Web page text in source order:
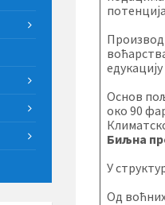
Основ
око 90
Биљна
У
Од воћних